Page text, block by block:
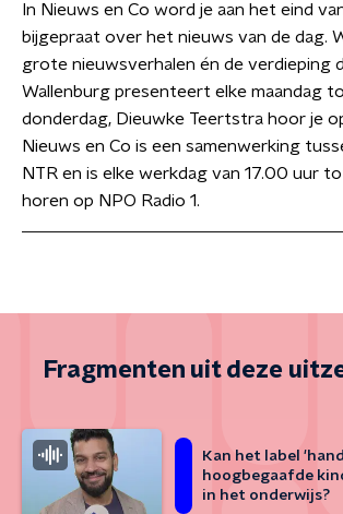
In Nieuws en Co word je aan het eind
bijgepraat over het nieuws van de dag.
grote nieuwsverhalen én de verdieping
Wallenburg presenteert elke maandag
donderdag, Dieuwke Teertstra hoor je
Nieuws en Co is een samenwerking
NTR en is elke werkdag van 17.00 uur
horen op NPO Radio 1.
Fragmenten uit deze
Kan het label
hoogbegaafde
in het onderwijs?